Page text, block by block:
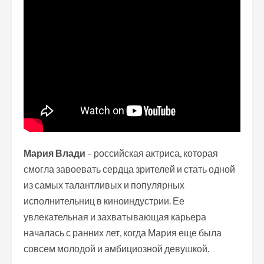
Мария Влади – российская актриса, которая
смогла завоевать сердца зрителей и стать одной
из самых талантливых и популярных
исполнительниц в киноиндустрии. Ее
увлекательная и захватывающая карьера
началась с ранних лет, когда Мария еще была
совсем молодой и амбициозной девушкой.